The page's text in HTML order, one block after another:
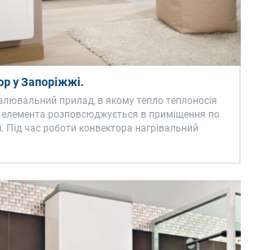
у Запоріжжі.
прилад, в якому тепло теплоносія
елемента розповсюджується в приміщення по
Під час роботи конвектора нагрівальний
повітря, яке в свою чергу надходить у
решітки.Сучасні конвектори …